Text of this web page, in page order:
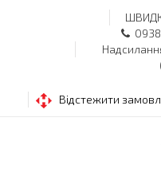
Відстежити